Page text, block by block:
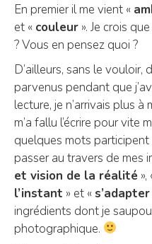
En premier il me vient «
et « couleur ». Je crois
? Vous en pensez quoi ?
D’ailleurs, sans le vouloir,
parvenus pendant que
lecture, je n’arrivais plus
m’a fallu l’écrire pour vite
quelques mots
passer au travers de mes
et vision de la réalité »,
l’instant » et « s’adapter
ingrédients dont je
photographique.